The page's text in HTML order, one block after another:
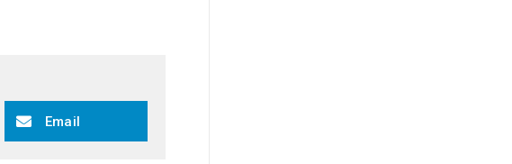
Email